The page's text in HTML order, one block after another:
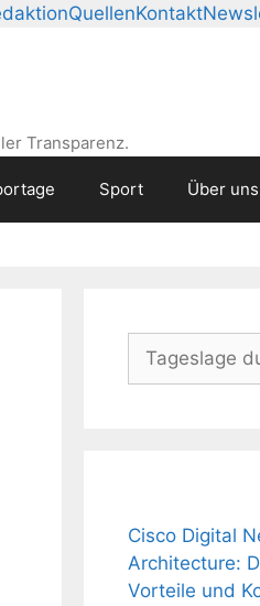
QuellenKontakt
Transparenz.
Sport Über uns
Suchen
Cisco Digital
Architecture:
Vorteile und